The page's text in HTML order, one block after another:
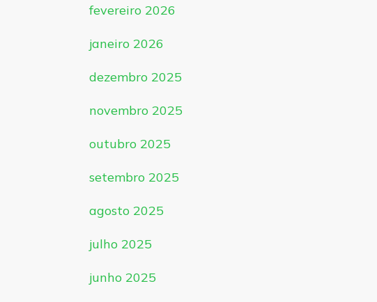
fevereiro 2026
janeiro 2026
dezembro 2025
novembro 2025
outubro 2025
setembro 2025
agosto 2025
julho 2025
junho 2025